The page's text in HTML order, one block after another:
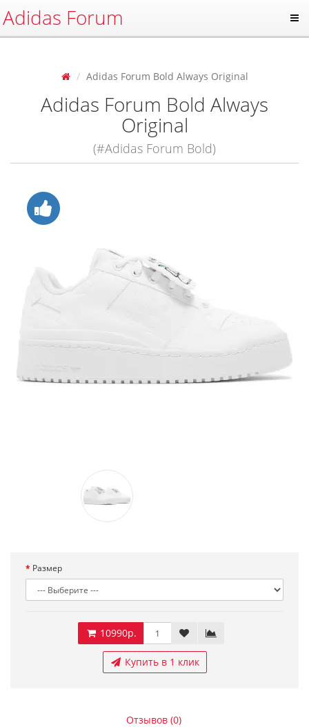
Adidas Forum
Adidas Forum Bold Always Original
Adidas Forum Bold Always
Original
(#Adidas Forum Bold)
Размер
10990р.
Купить в 1 клик
Отзывов (0)